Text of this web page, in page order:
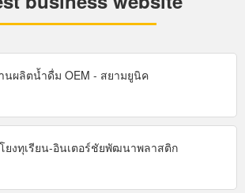
นผลิตน้ำดื่ม OEM - สยามยูนิค
ยงทุเรียน-อินเตอร์ชัยพัฒนาพลาสติก